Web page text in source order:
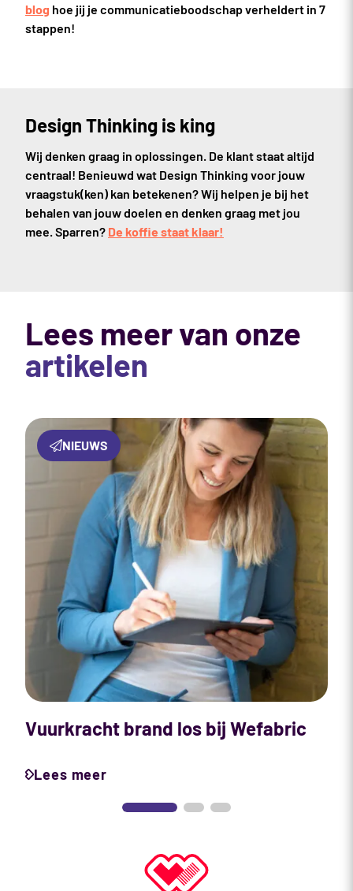
blog hoe jij je communicatieboodschap verheldert in 7
stappen!
Design Thinking is king
Wij denken graag in oplossingen. De klant staat altijd
centraal! Benieuwd wat Design Thinking voor jouw
vraagstuk(ken) kan betekenen? Wij helpen je bij het
behalen van jouw doelen en denken graag met jou
mee. Sparren? De koffie staat klaar!
Lees meer van onze
artikelen
NIEUWS
Vuurkracht brand los bij Wefabric
Lees meer